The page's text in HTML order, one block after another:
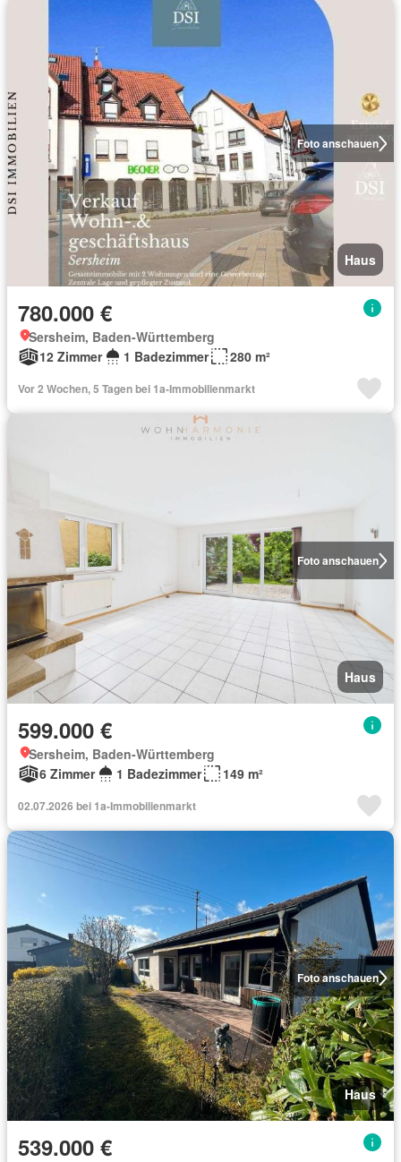
Foto anschauen
Haus
780.000 €
Sersheim, Baden-Württemberg
12 Zimmer
1 Badezimmer 280 m²
Vor 2 Wochen, 5 Tagen bei 1a-Immobilienmarkt
Foto anschauen
Haus
599.000 €
Sersheim, Baden-Württemberg
6 Zimmer
1 Badezimmer 149 m²
02.07.2026 bei 1a-Immobilienmarkt
Foto anschauen
Haus
539.000 €